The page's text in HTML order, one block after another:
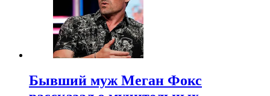
Бывший муж Меган Фокс